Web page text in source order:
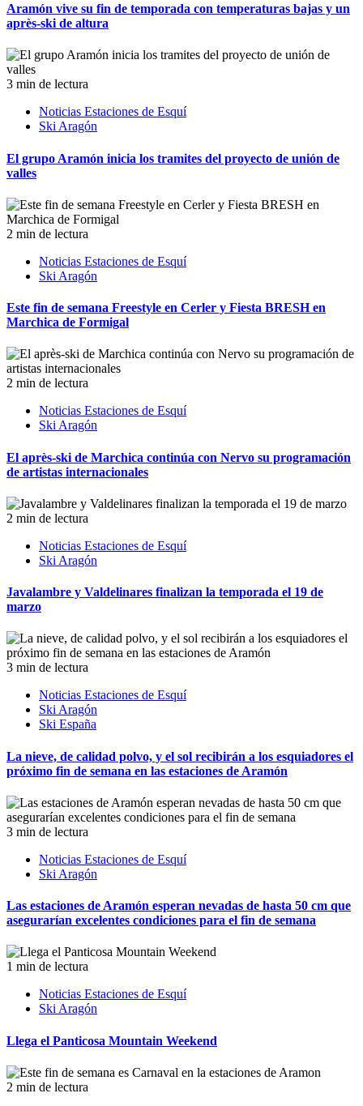
Aramón vive su fin de temporada con temperaturas bajas y un
après-ski de altura
3 min de lectura
Noticias Estaciones de Esquí
Ski Aragón
El grupo Aramón inicia los tramites del proyecto de unión de
valles
2 min de lectura
Noticias Estaciones de Esquí
Ski Aragón
Este fin de semana Freestyle en Cerler y Fiesta BRESH en
Marchica de Formigal
2 min de lectura
Noticias Estaciones de Esquí
Ski Aragón
El après-ski de Marchica continúa con Nervo su programación
de artistas internacionales
2 min de lectura
Noticias Estaciones de Esquí
Ski Aragón
Javalambre y Valdelinares finalizan la temporada el 19 de
marzo
3 min de lectura
Noticias Estaciones de Esquí
Ski Aragón
Ski España
La nieve, de calidad polvo, y el sol recibirán a los esquiadores el
próximo fin de semana en las estaciones de Aramón
3 min de lectura
Noticias Estaciones de Esquí
Ski Aragón
Las estaciones de Aramón esperan nevadas de hasta 50 cm que
asegurarían excelentes condiciones para el fin de semana
1 min de lectura
Noticias Estaciones de Esquí
Ski Aragón
Llega el Panticosa Mountain Weekend
2 min de lectura